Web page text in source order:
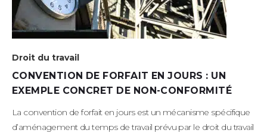
Droit du travail
CONVENTION DE FORFAIT EN JOURS : UN
EXEMPLE CONCRET DE NON-CONFORMITÉ
La convention de forfait en jours est un mécanisme spécifique
d’aménagement du temps de travail prévu par le droit du travail